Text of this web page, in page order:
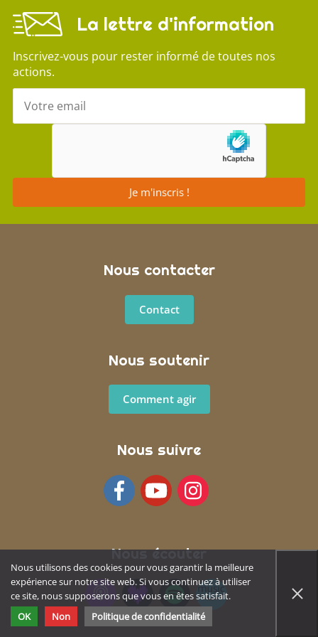
La lettre d'information
Inscrivez-vous pour rester informé de toutes nos
actions.
Je m'inscris !
Nous contacter
Contact
Nous soutenir
Comment agir
Nous suivre
FacebookYouTubeInstagram
Nous écouter
Apple Podcast
DeezerSpotifyAmazon Music
Nous utilisons des cookies pour vous garantir la meilleure
expérience sur notre site web. Si vous continuez à utiliser
ce site, nous supposerons que vous en êtes satisfait.
OK
Non Politique de confidentialité